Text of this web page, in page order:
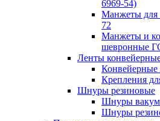
6969-54)
Манжеты для
72
Манжеты и
шевронные
Ленты
Конвейерные
Крепления
Шнуры резиновые
Шнуры
Шнуры